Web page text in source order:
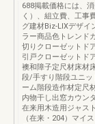
688掲載価格には、
く）、組立費、工事
グ建材Biz-LIXデザイ
ラー商品色トレンド
切りクローゼットド
引戸クローゼットド
襖和障子定尺材床材
段/手すり階段ユニッ
ーム階段造作材定尺
内物干し出窓カウン
在来用木造用ジャス
（在来・204）マイ